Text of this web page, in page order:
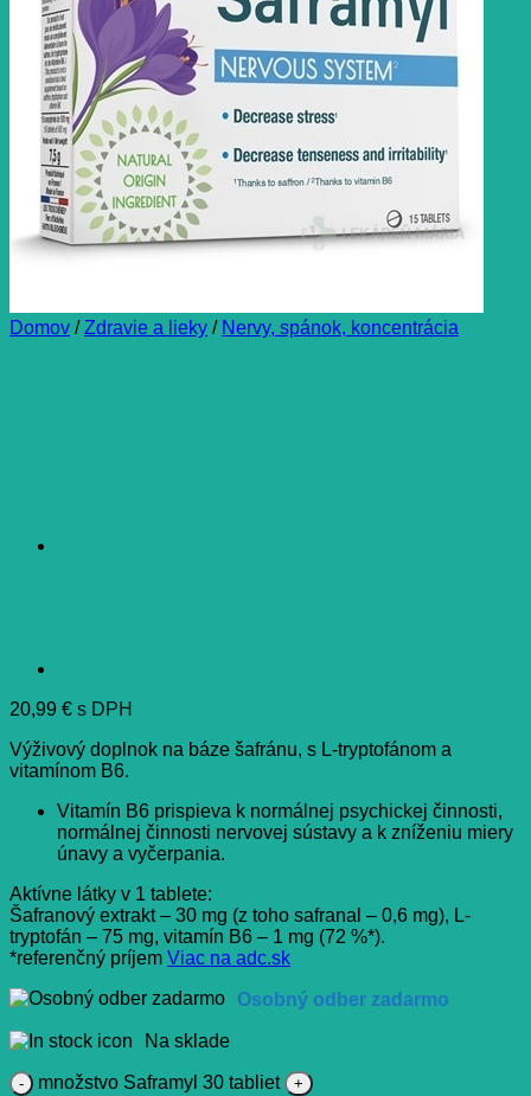
Domov / Zdravie a lieky / Nervy, spánok, koncentrácia
20,99 € s DPH
Výživový doplnok na báze šafránu, s L-tryptofánom a
vitamínom B6.
Vitamín B6 prispieva k normálnej psychickej činnosti,
normálnej činnosti nervovej sústavy a k zníženiu miery
únavy a vyčerpania.
Aktívne látky v 1 tablete:
Šafranový extrakt – 30 mg (z toho safranal – 0,6 mg), L-
tryptofán – 75 mg, vitamín B6 – 1 mg (72 %*).
*referenčný príjem Viac na adc.sk
Osobný odber zadarmo
Na sklade
množstvo Saframyl 30 tabliet